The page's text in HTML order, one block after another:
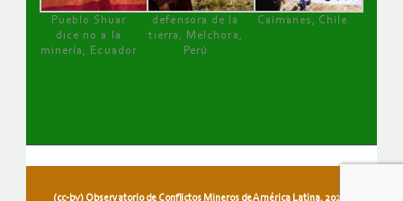
Pueblo Shuar
dice no a la
minería, Ecuador
defensora de la
tierra, Melchora,
Perú
Caimanes, Chile
(cc-by) Observatorio de Conflictos Mineros de América Latina, 2026